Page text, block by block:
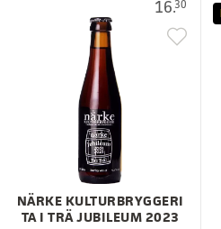
16.30
NÄRKE KULTURBRYGGERI
TA I TRÄ JUBILEUM 2023